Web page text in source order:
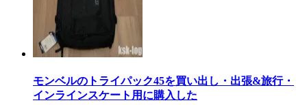
モンベルのトライパック45を買い出し・出張&旅行・
インラインスケート用に購入した